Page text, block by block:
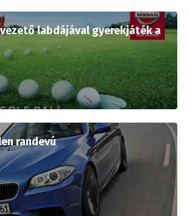
labdájával gyerekjáték a
randevú